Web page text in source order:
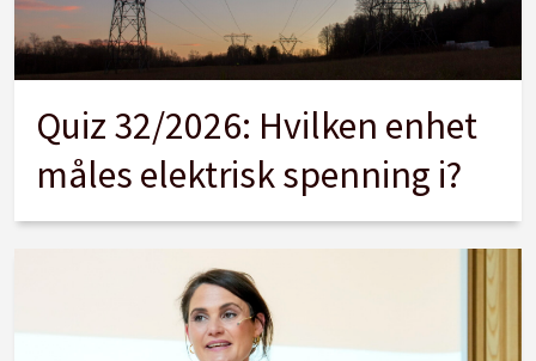
Quiz 32/2026: Hvilken enhet
måles elektrisk spenning i?